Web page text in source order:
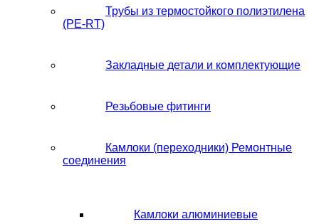
Трубы из термостойкого полиэтилена
(PE-RT)
Закладные детали и комплектующие
Резьбовые фитинги
Камлоки (переходники) Ремонтные
соединения
Камлоки алюминиевые